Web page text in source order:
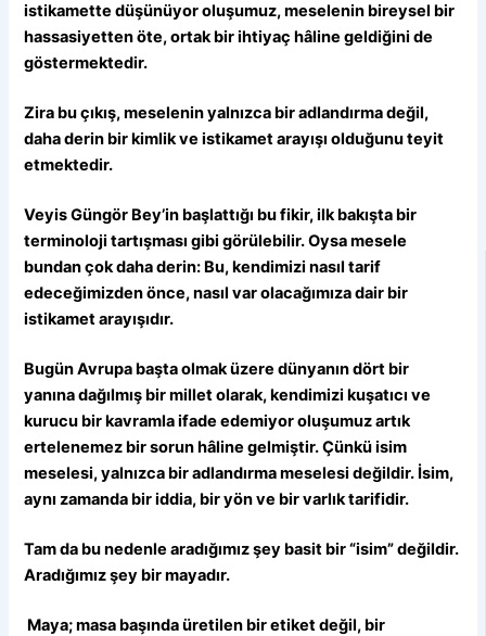
istikamette düşünüyor oluşumuz, meselenin bireysel bir
hassasiyetten öte, ortak bir ihtiyaç hâline geldiğini de
göstermektedir.
Zira bu çıkış, meselenin yalnızca bir adlandırma değil,
daha derin bir kimlik ve istikamet arayışı olduğunu teyit
etmektedir.
Veyis Güngör Bey’in başlattığı bu fikir, ilk bakışta bir
terminoloji tartışması gibi görülebilir. Oysa mesele
bundan çok daha derin: Bu, kendimizi nasıl tarif
edeceğimizden önce, nasıl var olacağımıza dair bir
istikamet arayışıdır.
Bugün Avrupa başta olmak üzere dünyanın dört bir
yanına dağılmış bir millet olarak, kendimizi kuşatıcı ve
kurucu bir kavramla ifade edemiyor oluşumuz artık
ertelenemez bir sorun hâline gelmiştir. Çünkü isim
meselesi, yalnızca bir adlandırma meselesi değildir. İsim,
aynı zamanda bir iddia, bir yön ve bir varlık tarifidir.
Tam da bu nedenle aradığımız şey basit bir “isim” değildir.
Aradığımız şey bir mayadır.
Maya; masa başında üretilen bir etiket değil, bir